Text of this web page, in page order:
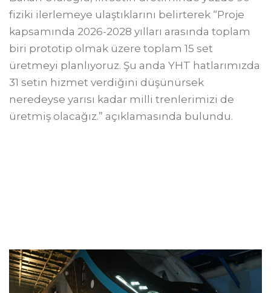
fiziki ilerlemeye ulaştıklarını belirterek “Proje
kapsamında 2026-2028 yılları arasında toplam
biri prototip olmak üzere toplam 15 set
üretmeyi planlıyoruz. Şu anda YHT hatlarımızda
31 setin hizmet verdiğini düşünürsek
neredeyse yarısı kadar milli trenlerimizi de
üretmiş olacağız.” açıklamasında bulundu.